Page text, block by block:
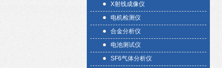
X射线成像仪
电机检测仪
合金分析仪
电池测试仪
SF6气体分析仪